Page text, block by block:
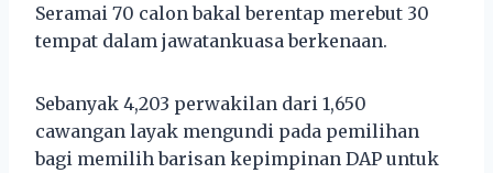
Seramai 70 calon bakal berentap merebut 30
tempat dalam jawatankuasa berkenaan.
Sebanyak 4,203 perwakilan dari 1,650
cawangan layak mengundi pada pemilihan
bagi memilih barisan kepimpinan DAP untuk